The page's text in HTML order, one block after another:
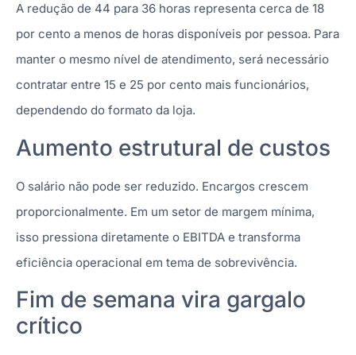
A redução de 44 para 36 horas representa cerca de 18
por cento a menos de horas disponíveis por pessoa. Para
manter o mesmo nível de atendimento, será necessário
contratar entre 15 e 25 por cento mais funcionários,
dependendo do formato da loja.
Aumento estrutural de custos
O salário não pode ser reduzido. Encargos crescem
proporcionalmente. Em um setor de margem mínima,
isso pressiona diretamente o EBITDA e transforma
eficiência operacional em tema de sobrevivência.
Fim de semana vira gargalo
crítico